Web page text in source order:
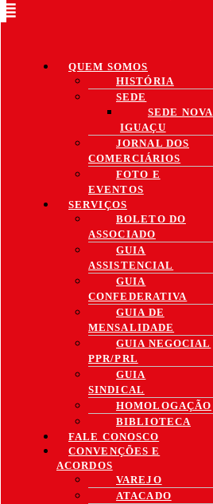
QUEM SOMOS
HISTÓRIA
SEDE
SEDE NOVA
IGUAÇU
JORNAL DOS
COMERCIÁRIOS
FOTO E
EVENTOS
SERVIÇOS
BOLETO DO
ASSOCIADO
GUIA
ASSISTENCIAL
GUIA
CONFEDERATIVA
GUIA DE
MENSALIDADE
GUIA NEGOCIAL
PPR/PRL
GUIA
SINDICAL
HOMOLOGAÇÃO
BIBLIOTECA
FALE CONOSCO
CONVENÇÕES E
ACORDOS
VAREJO
ATACADO